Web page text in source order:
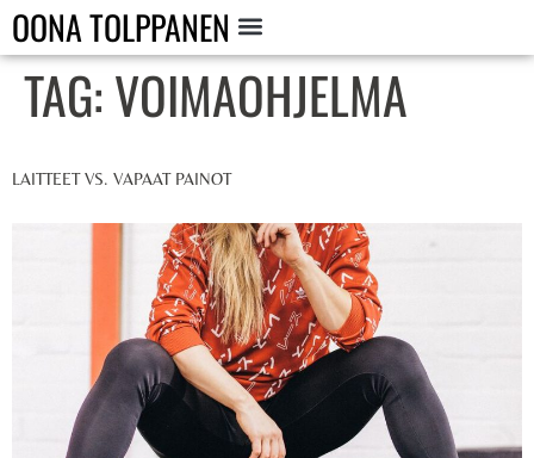
OONA TOLPPANEN
TAG:VOIMAOHJELMA
LAITTEET VS. VAPAAT PAINOT